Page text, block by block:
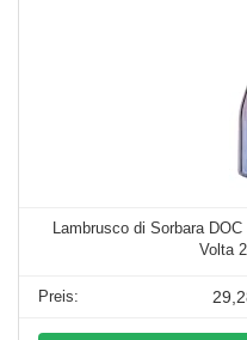
Lambrusco di Sorbara
Volta